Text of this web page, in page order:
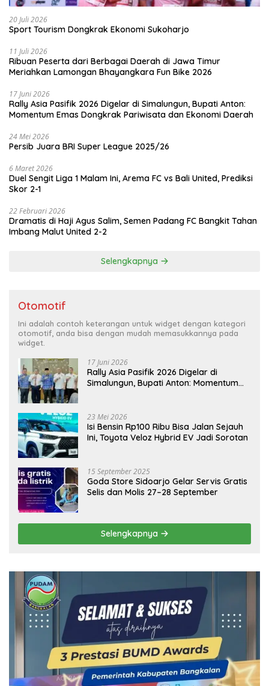
20 Juli 2026
Sport Tourism Dongkrak Ekonomi Sukoharjo
11 Juli 2026
Ribuan Peserta dari Berbagai Daerah di Jawa Timur
Meriahkan Lamongan Bhayangkara Fun Bike 2026
17 Juni 2026
Rally Asia Pasifik 2026 Digelar di Simalungun, Bupati Anton:
Momentum Emas Dongkrak Pariwisata dan Ekonomi Daerah
24 Mei 2026
Persib Juara BRI Super League 2025/26
6 Maret 2026
Duel Sengit Liga 1 Malam Ini, Arema FC vs Bali United, Prediksi
Skor 2-1
22 Februari 2026
Dramatis di Haji Agus Salim, Semen Padang FC Bangkit Tahan
Imbang Malut United 2-2
Selengkapnya
Otomotif
Ini adalah contoh keterangan untuk widget dengan kategori
otomotif, anda bisa dengan mudah memasukkannya pada
widget.
17 Juni 2026
Rally Asia Pasifik 2026 Digelar di
Simalungun, Bupati Anton: Momentum
23 Mei 2026
Isi Bensin Rp100 Ribu Bisa Jalan Sejauh
Ini, Toyota Veloz Hybrid EV Jadi Sorotan
15 September 2025
Goda Store Sidoarjo Gelar Servis Gratis
Selis dan Molis 27–28 September
Selengkapnya